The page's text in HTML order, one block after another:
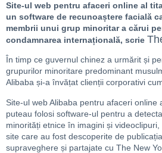
Site-ul web pentru afaceri online al
un software de recunoaștere facială
membrii unui grup minoritar a cărui
condamnarea internațională, scrie
În timp ce guvernul chinez a urmărit și
grupurilor minoritare predominant
Alibaba și-a învățat clienții corporativi
Site-ul web Alibaba pentru afaceri online
puteau folosi software-ul pentru a
minorități etnice în imagini și
site care au fost descoperite de
supraveghere și partajate cu The New